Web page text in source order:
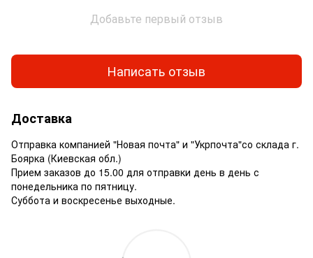
Добавьте первый отзыв
Написать отзыв
Доставка
Отправка компанией "Новая почта" и "Укрпочта"со склада г.
Боярка (Киевская обл.)
Прием заказов до 15.00 для отправки день в день с
понедельника по пятницу.
Суббота и воскресенье выходные.